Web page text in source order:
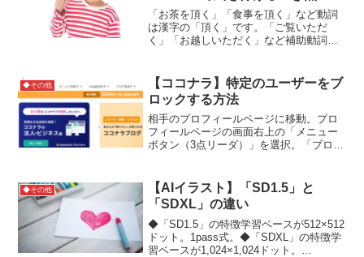
「お茶を頂く」「食事を頂く」など動詞
は漢字の「頂く」です。「ご覧いただ
く」「お越しいただく」など補助動詞は
いように気を付けましょう。参考サイト
◆その他
【ココナラ】特定のユーザーをブ
ロックする方法
相手のプロフィールページに移動。プロ
フィールページの画面右上の「メニュー
ボタン（3点リーダ）」を選択。「ブロッ
す。参考サイト
◆その他
【AIイラスト】「SD1.5」と
「SDXL」の違い
◆「SD1.5」の特徴学習ベースが512×512
ドット。1pass式。◆「SDXL」の特徴学
習ベースが1,024×1,024ドット。